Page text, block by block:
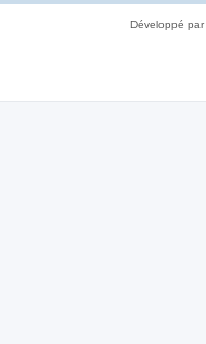
Développé par